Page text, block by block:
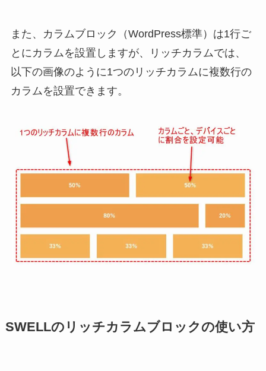
また、カラムブロック（WordPress標準）は1行ご
とにカラムを設置しますが、リッチカラムでは、
以下の画像のように1つのリッチカラムに複数行の
カラムを設置できます。
SWELLのリッチカラムブロックの使い方